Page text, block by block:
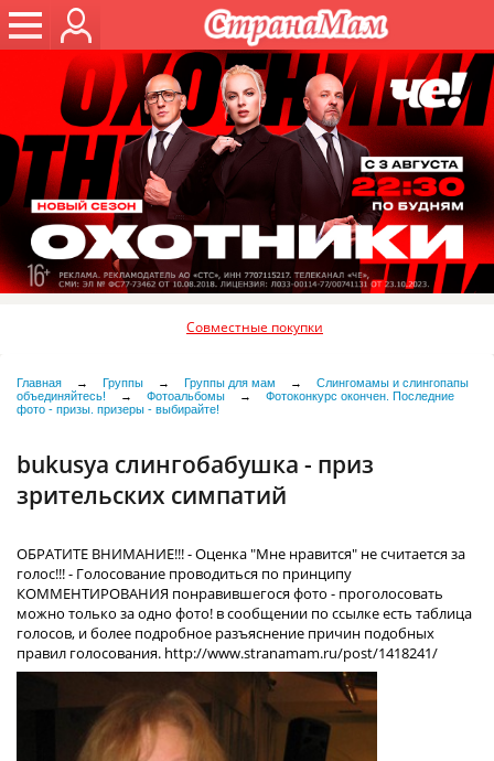
Совместные покупки
Главная → Группы → Группы для мам →
Слингомамы и слингопапы
объединяйтесь!
→ Фотоальбомы →
Фотоконкурс окончен. Последние
фото - призы. призеры - выбирайте!
bukusya слингобабушка - приз
зрительских симпатий
ОБРАТИТЕ ВНИМАНИЕ!!! - Оценка "Мне нравится" не считается за
голос!!! - Голосование проводиться по принципу
КОММЕНТИРОВАНИЯ понравившегося фото - проголосовать
можно только за одно фото! в сообщении по ссылке есть таблица
голосов, и более подробное разъяснение причин подобных
правил голосования. http://www.stranamam.ru/post/1418241/